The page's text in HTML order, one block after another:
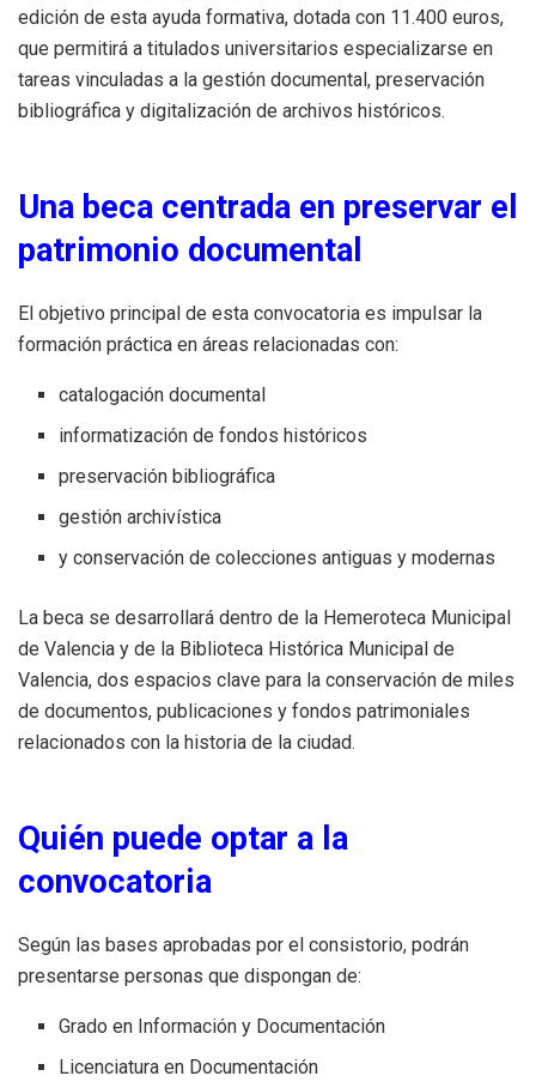
edición de esta ayuda formativa, dotada con 11.400 euros,
que permitirá a titulados universitarios especializarse en
tareas vinculadas a la gestión documental, preservación
bibliográfica y digitalización de archivos históricos.
Una beca centrada en preservar el
patrimonio documental
El objetivo principal de esta convocatoria es impulsar la
formación práctica en áreas relacionadas con:
catalogación documental
informatización de fondos históricos
preservación bibliográfica
gestión archivística
y conservación de colecciones antiguas y modernas
La beca se desarrollará dentro de la Hemeroteca Municipal
de Valencia y de la Biblioteca Histórica Municipal de
Valencia, dos espacios clave para la conservación de miles
de documentos, publicaciones y fondos patrimoniales
relacionados con la historia de la ciudad.
Quién puede optar a la
convocatoria
Según las bases aprobadas por el consistorio, podrán
presentarse personas que dispongan de:
Grado en Información y Documentación
Licenciatura en Documentación